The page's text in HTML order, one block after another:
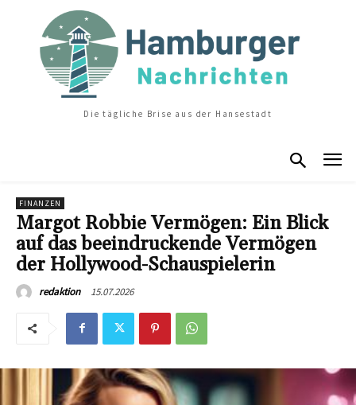
Die tägliche Brise aus der Hansestadt
FINANZEN
Margot Robbie Vermögen: Ein Blick
auf das beeindruckende Vermögen
der Hollywood-Schauspielerin
redaktion 15.07.2026